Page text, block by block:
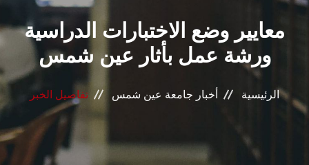
الشئون الأكاديمية
البحث العلمي
الرعاية الصحية
المراكز والوحدات
معايير وضع الاختبارات الدراسية
ورشة عمل بأثار عين شمس
الرئيسية أخبار جامعة عين شمس تفاصيل الخبر